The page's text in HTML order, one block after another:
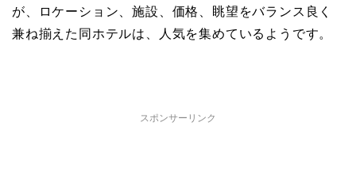
が、ロケーション、施設、価格、眺望をバランス良く
兼ね揃えた同ホテルは、人気を集めているようです。
スポンサーリンク